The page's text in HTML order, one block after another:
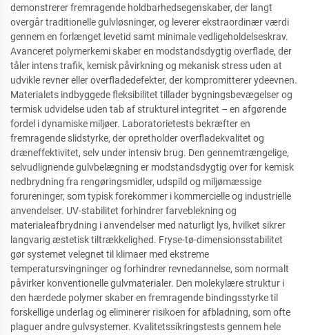
demonstrerer fremragende holdbarhedsegenskaber, der langt
overgår traditionelle gulvløsninger, og leverer ekstraordinær værdi
gennem en forlænget levetid samt minimale vedligeholdelseskrav.
Avanceret polymerkemi skaber en modstandsdygtig overflade, der
tåler intens trafik, kemisk påvirkning og mekanisk stress uden at
udvikle revner eller overfladedefekter, der kompromitterer ydeevnen.
Materialets indbyggede fleksibilitet tillader bygningsbevægelser og
termisk udvidelse uden tab af strukturel integritet – en afgørende
fordel i dynamiske miljøer. Laboratorietests bekræfter en
fremragende slidstyrke, der opretholder overfladekvalitet og
dræneffektivitet, selv under intensiv brug. Den gennemtrængelige,
selvudlignende gulvbelægning er modstandsdygtig over for kemisk
nedbrydning fra rengøringsmidler, udspild og miljømæssige
forureninger, som typisk forekommer i kommercielle og industrielle
anvendelser. UV-stabilitet forhindrer farveblekning og
materialeafbrydning i anvendelser med naturligt lys, hvilket sikrer
langvarig æstetisk tiltrækkelighed. Fryse-tø-dimensionsstabilitet
gør systemet velegnet til klimaer med ekstreme
temperatursvingninger og forhindrer revnedannelse, som normalt
påvirker konventionelle gulvmaterialer. Den molekylære struktur i
den hærdede polymer skaber en fremragende bindingsstyrke til
forskellige underlag og eliminerer risikoen for afbladning, som ofte
plaguer andre gulvsystemer. Kvalitetssikringstests gennem hele